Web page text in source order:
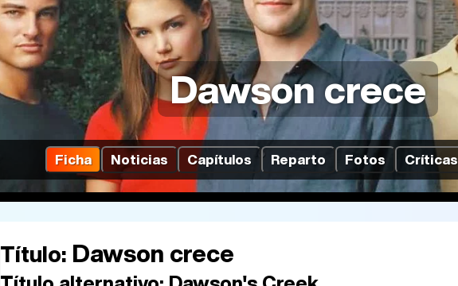
Dawson crece
Ficha Noticias Capítulos Reparto Fotos Críticas
Título: Dawson crece